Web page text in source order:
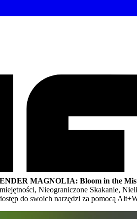
ENDER MAGNOLIA: Bloom in the
Nieograniczone Skakanie,
do swoich narzędzi za pomocą